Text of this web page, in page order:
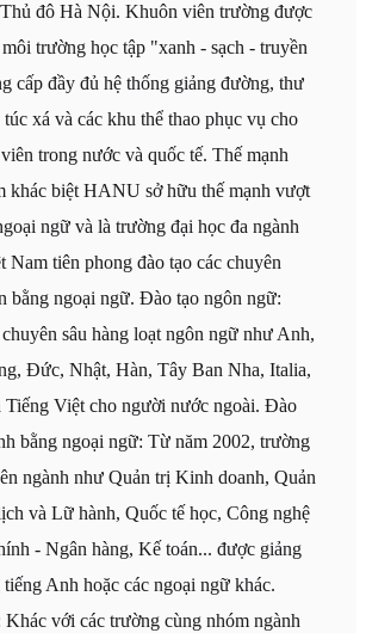
đô Hà Nội. Khuôn viên trường được
trường học tập "xanh - sạch - truyền
cấp đầy đủ hệ thống giảng đường, thư
xá và các khu thể thao phục vụ cho
trong nước và quốc tế. Thế mạnh
khác biệt HANU sở hữu thế mạnh vượt
ngữ và là trường đại học đa ngành
Nam tiên phong đào tạo các chuyên
bằng ngoại ngữ. Đào tạo ngôn ngữ:
sâu hàng loạt ngôn ngữ như Anh,
Đức, Nhật, Hàn, Tây Ban Nha, Italia,
Việt cho người nước ngoài. Đào
bằng ngoại ngữ: Từ năm 2002, trường
ngành như Quản trị Kinh doanh, Quản
và Lữ hành, Quốc tế học, Công nghệ
- Ngân hàng, Kế toán... được giảng
Anh hoặc các ngoại ngữ khác.
với các trường cùng nhóm ngành